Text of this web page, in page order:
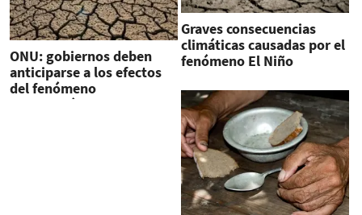
ONU: gobiernos deben
anticiparse a los efectos
del fenómeno
meteorológico de El Niño
Graves consecuencias
climáticas causadas por el
fenómeno El Niño